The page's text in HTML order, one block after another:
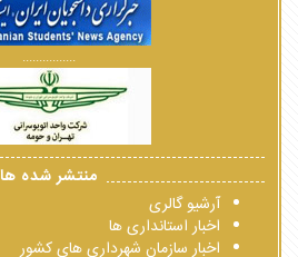
................
منتشر شده ها
آرشیو گالری
اخبار استانداری ها
اخبار سازمان شهرداری های کشور